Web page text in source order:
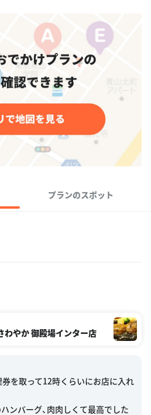
プランのスポット
わやか 御殿場インター店
を取って12時くらいにお店に入れ